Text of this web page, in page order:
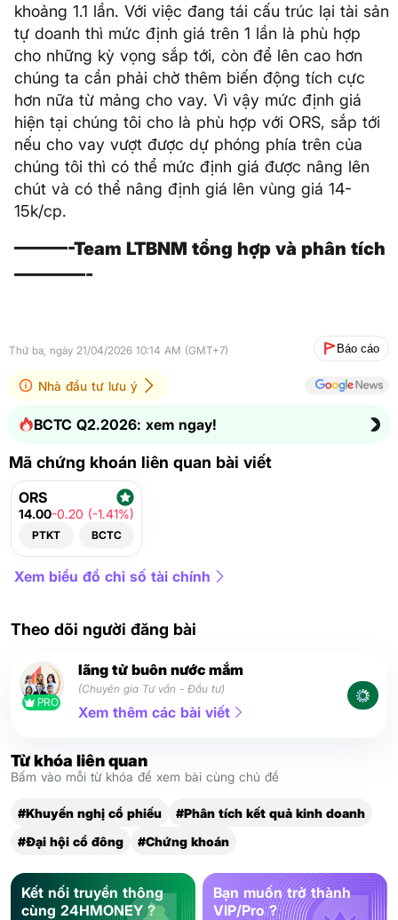
khoảng 1.1 lần. Với việc đang tái cấu trúc lại tài sản
tự doanh thì mức định giá trên 1 lần là phù hợp
cho những kỳ vọng sắp tới, còn để lên cao hơn
chúng ta cần phải chờ thêm biến động tích cực
hơn nữa từ mảng cho vay. Vì vậy mức định giá
hiện tại chúng tôi cho là phù hợp với ORS, sắp tới
nếu cho vay vượt được dự phóng phía trên của
chúng tôi thì có thể mức định giá được nâng lên
chút và có thể nâng định giá lên vùng giá 14-
15k/cp.
———-Team LTBNM tổng hợp và phân tích
————-
Thứ ba, ngày 21/04/2026 10:14 AM (GMT+7) Báo cáo
Nhà đầu tư lưu ý
BCTC Q2.2026: xem ngay!
Mã chứng khoán liên quan bài viết
ORS
14.00-0.20 (-1.41%)
PTKT BCTC
Xem biểu đồ chỉ số tài chính
Theo dõi người đăng bài
PRO
lãng tử buôn nước mắm
(Chuyên gia Tư vấn - Đầu tư)
Xem thêm các bài viết
Từ khóa liên quan
Bấm vào mỗi từ khóa để xem bài cùng chủ đề
#Khuyến nghị cổ phiếu
#Phân tích kết quả kinh doanh
#Đại hội cổ đông
#Chứng khoán
Kết nối truyền thông
cùng 24HMONEY ?
Bạn muốn trở thành
VIP/Pro ?